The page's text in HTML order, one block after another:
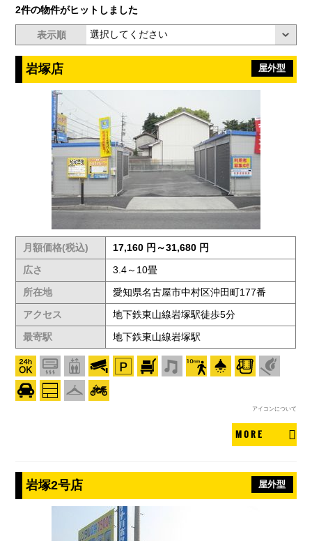
2件の物件がヒットしました
表示順
岩塚店 屋外型
月額価格(税込)
17,160 円～31,680 円
広さ
3.4～10畳
所在地
愛知県名古屋市中村区沖田町177番
アクセス
地下鉄東山線岩塚駅徒歩5分
最寄駅
地下鉄東山線岩塚駅
アイコンについて
MORE
岩塚2号店 屋外型